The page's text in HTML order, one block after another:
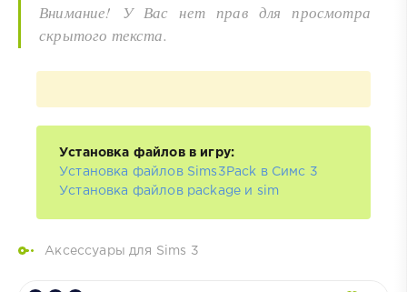
Внимание! У Вас нет прав для просмотра
скрытого текста.
Установка файлов в игру:
Установка файлов Sims3Pack в Симс 3
Установка файлов package и sim
Аксессуары для Sims 3